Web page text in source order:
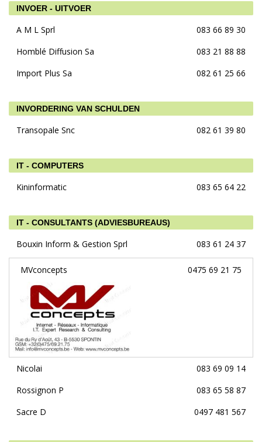
INVOER - UITVOER
A M L Sprl
083 66 89 30
Homblé Diffusion Sa
083 21 88 88
Import Plus Sa
082 61 25 66
INVORDERING VAN SCHULDEN
Transopale Snc 082 61 39 80
IT - COMPUTERS
Kininformatic 083 65 64 22
IT - CONSULTANTS (ADVIESBUREAUS)
Bouxin Inform & Gestion Sprl 083 61 24 37
MVconcepts 0475 69 21 75
Nicolai
083 69 09 14
Rossignon P
083 65 58 87
Sacre D
0497 481 567